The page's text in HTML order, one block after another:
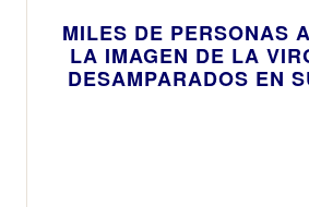
MILES DE PERSONAS
LA IMAGEN DE LA
DESAMPARADOS EN